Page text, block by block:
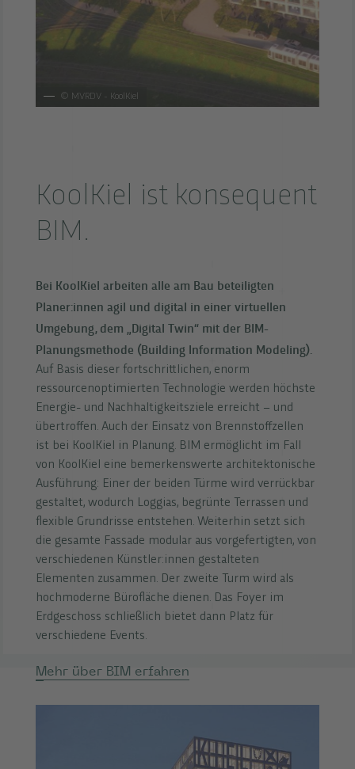
© MVRDV - KoolKiel
KoolKiel ist konsequent
BIM.
Bei KoolKiel arbeiten alle am Bau beteiligten
Planer:innen agil und digital in einer virtuellen
Umgebung, dem „Digital Twin“ mit der BIM-
Planungsmethode (Building Information Modeling).
Auf Basis dieser fortschrittlichen, enorm
ressourcenoptimierten Technologie werden höchste
Energie- und Nachhaltigkeitsziele erreicht – und
übertroffen. Auch der Einsatz von Brennstoffzellen
ist bei KoolKiel in Planung. BIM ermöglicht im Fall
von KoolKiel eine bemerkenswerte architektonische
Ausführung: Einer der beiden Türme wird verrückbar
gestaltet, wodurch Loggias, begrünte Terrassen und
flexible Grundrisse entstehen. Weiterhin setzt sich
die gesamte Fassade modular aus vorgefertigten, von
verschiedenen Künstler:innen gestalteten
Elementen zusammen. Der zweite Turm wird als
hochmoderne Bürofläche dienen. Das Foyer im
Erdgeschoss schließlich bietet dann Platz für
verschiedene Events.
Mehr über BIM erfahren